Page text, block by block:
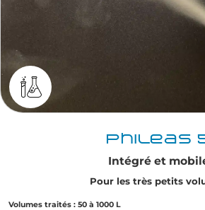
Phileas®
Intégré et
Pour les très petits
Volumes traités : 50 à 1000 L